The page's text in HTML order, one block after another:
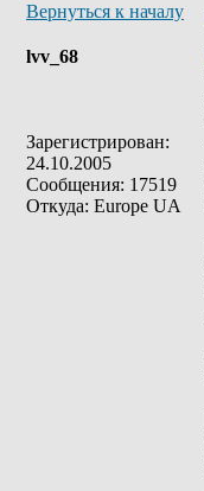
Вернуться к началу
lvv_68
Зарегистрирован:
24.10.2005
Сообщения: 17519
Откуда: Europe UA